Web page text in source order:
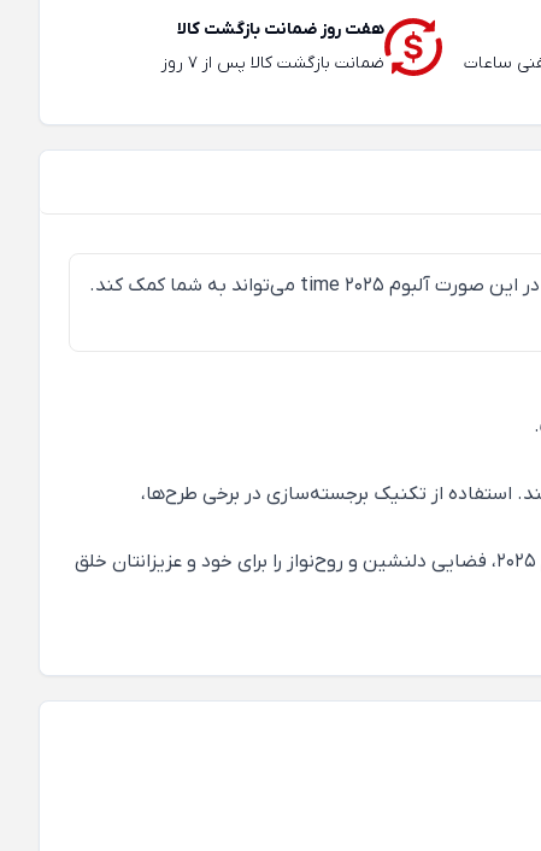
و تلفنی ساعات
هفت روز ضمانت بازگشت کالا
ضمانت بازگشت کالا پس از 7 روز
اگر انتخاب‌تان طرح‌های مدرن است، لازم است وارد طیف وسیعی از رنگ‌های دیوارپوش هایی ساده یا دارای طرح‌های محو شوید. در این صورت آلبوم time 2025 می‌تواند به شما کمک کند.
استفاده از تکنیک برجسته‌سازی در برخی طرح‌ها،
غوطه‌ور شدن در سایه‌های ملایم سبزِ گیاهی، حس آرامش و صلح را به خانه شما هدیه می‌دهد. با انتخاب طرح‌های هارمونیک تایم 2025، فضایی دلنشین و روح‌نواز را برای خود و عزیزانتان خلق